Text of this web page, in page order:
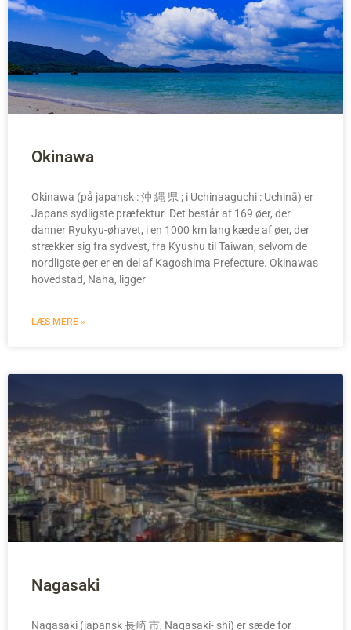
Okinawa
Okinawa (på japansk : 沖 縄 県 ; i Uchinaaguchi : Uchinā) er
Japans sydligste præfektur. Det består af 169 øer, der
danner Ryukyu-øhavet, i en 1000 km lang kæde af øer, der
strækker sig fra sydvest, fra Kyushu til Taiwan, selvom de
nordligste øer er en del af Kagoshima Prefecture. Okinawas
hovedstad, Naha, ligger
LÆS MERE »
Nagasaki
Nagasaki (japansk 長崎 市, Nagasaki- shi) er sæde for